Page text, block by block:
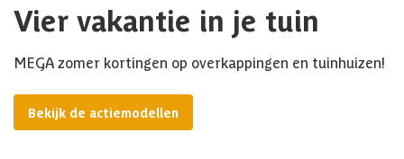
Vier vakantie in je tuin
MEGA zomer kortingen op overkappingen en tuinhuizen!
Bekijk de actiemodellen